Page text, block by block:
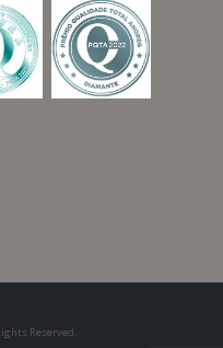
Reserved.